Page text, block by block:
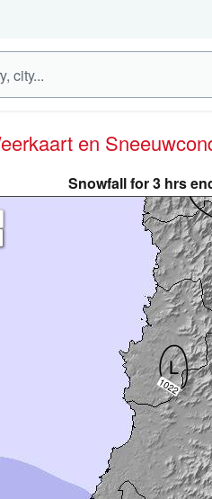
Weerkaart en
Snowfall for 3 hrs